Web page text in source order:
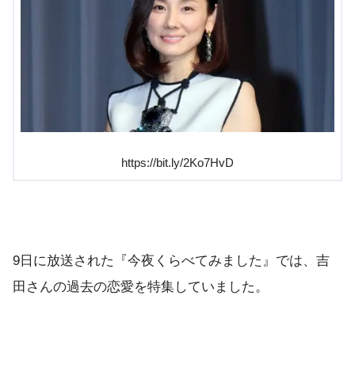
https://bit.ly/2Ko7HvD
9日に放送された『今夜くらべてみました』では、吉
田さんの過去の恋愛を特集していました。